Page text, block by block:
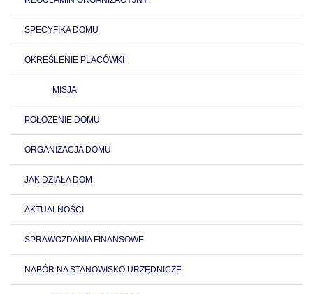
SPECYFIKA DOMU
OKREŚLENIE PLACÓWKI
MISJA
POŁOŻENIE DOMU
ORGANIZACJA DOMU
JAK DZIAŁA DOM
AKTUALNOŚCI
SPRAWOZDANIA FINANSOWE
NABÓR NA STANOWISKO URZĘDNICZE